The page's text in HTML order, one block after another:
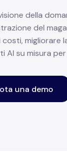
della
del
costi, migliorare
AI su misura
una demo